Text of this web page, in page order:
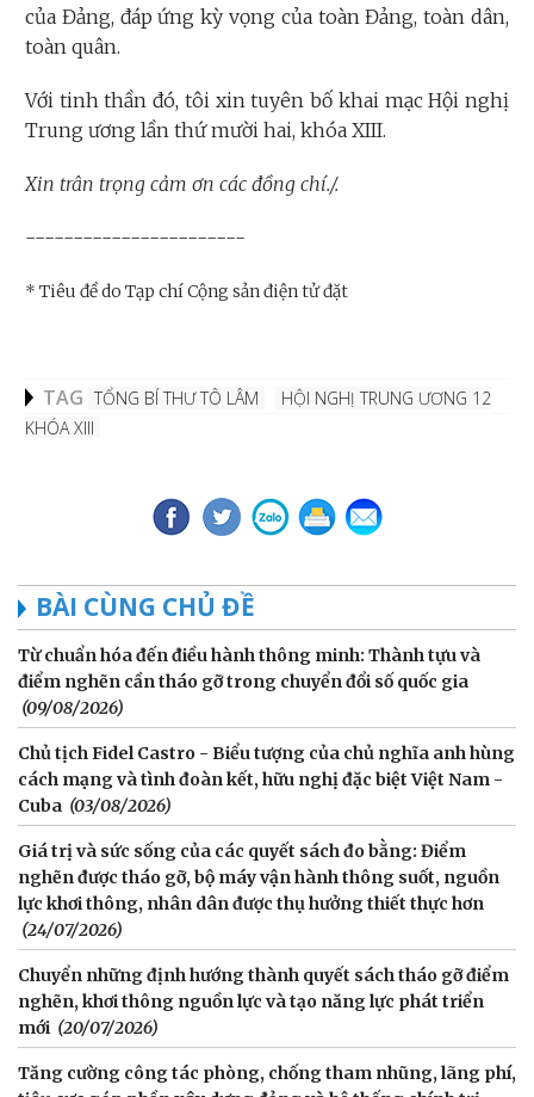
của Đảng, đáp ứng kỳ vọng của toàn Đảng, toàn dân,
toàn quân.
Với tinh thần đó, tôi xin tuyên bố khai mạc Hội nghị
Trung ương lần thứ mười hai, khóa XIII.
Xin trân trọng cảm ơn các đồng chí./.
-----------------------
* Tiêu đề do Tạp chí Cộng sản điện tử đặt
TAG TỔNG BÍ THƯ TÔ LÂM
HỘI NGHỊ TRUNG ƯƠNG 12
KHÓA XIII
BÀI CÙNG CHỦ ĐỀ
Từ chuẩn hóa đến điều hành thông minh: Thành tựu và
điểm nghẽn cần tháo gỡ trong chuyển đổi số quốc gia
(09/08/2026)
Chủ tịch Fidel Castro - Biểu tượng của chủ nghĩa anh hùng
cách mạng và tình đoàn kết, hữu nghị đặc biệt Việt Nam -
Cuba (03/08/2026)
Giá trị và sức sống của các quyết sách đo bằng: Điểm
nghẽn được tháo gỡ, bộ máy vận hành thông suốt, nguồn
lực khơi thông, nhân dân được thụ hưởng thiết thực hơn
(24/07/2026)
Chuyển những định hướng thành quyết sách tháo gỡ điểm
nghẽn, khơi thông nguồn lực và tạo năng lực phát triển
mới (20/07/2026)
Tăng cường công tác phòng, chống tham nhũng, lãng phí,